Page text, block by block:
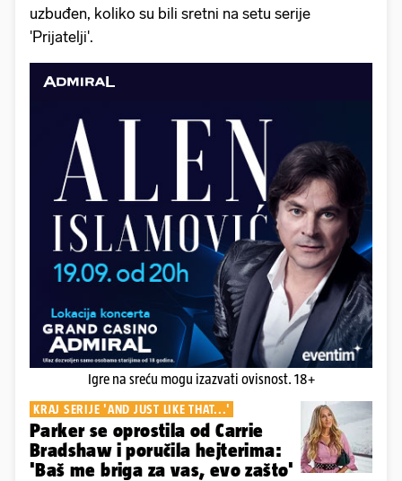
uzbuđen, koliko su bili sretni na setu serije
'Prijatelji'.
Igre na sreću mogu izazvati ovisnost. 18+
KRAJ SERIJE 'AND JUST LIKE THAT...'
Parker se oprostila od Carrie
Bradshaw i poručila hejterima:
'Baš me briga za vas, evo zašto'